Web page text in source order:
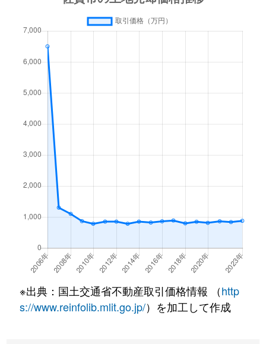
久保田町大字新田
680万円
神野西
神野西
巨勢町
巨勢町
巨勢町
呉服元町
25万円
佐賀
昭栄町
980万円
佐賀
城内
2,200万円
佐賀
新郷本町
400万円
新郷本町
620万円
佐賀
※出典：国土交通省不動産取引価格情報 （http
s://www.reinfolib.mlit.go.jp/）を加工して作成